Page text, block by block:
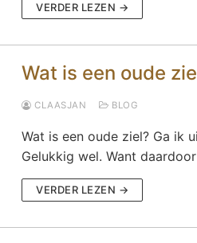
VERDER LEZEN →
Wat is een oude
CLAASJAN BLOG
Wat is een oude ziel? Ga ik
Gelukkig wel. Want
VERDER LEZEN →